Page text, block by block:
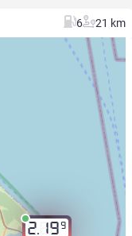
6 21 km
2.199